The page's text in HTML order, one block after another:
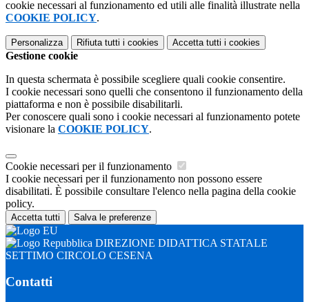
cookie necessari al funzionamento ed utili alle finalità illustrate nella
COOKIE POLICY.
Personalizza Rifiuta tutti i cookies Accetta tutti i cookies
Gestione cookie
In questa schermata è possibile scegliere quali cookie consentire.
I cookie necessari sono quelli che consentono il funzionamento della
piattaforma e non è possibile disabilitarli.
Per conoscere quali sono i cookie necessari al funzionamento potete
visionare la COOKIE POLICY.
Cookie necessari per il funzionamento
I cookie necessari per il funzionamento non possono essere
disabilitati. È possibile consultare l'elenco nella pagina della cookie
policy.
Accetta tutti Salva le preferenze
DIREZIONE DIDATTICA STATALE
SETTIMO CIRCOLO CESENA
Contatti